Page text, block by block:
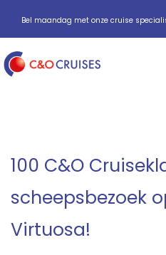
Bel maandag met onze cruise
100 C&O
scheepsbezoek
Virtuosa!